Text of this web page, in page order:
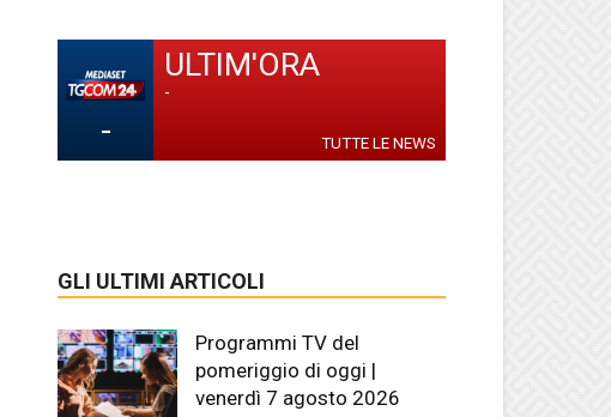
-
ULTIM'ORA
-
TUTTE LE NEWS
GLI ULTIMI ARTICOLI
Programmi TV del
pomeriggio di oggi |
venerdì 7 agosto 2026